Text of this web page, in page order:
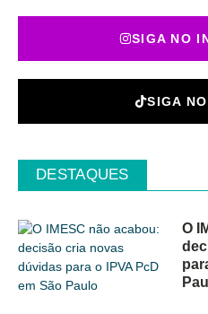
SIGA NO
SIGA
DESTAQUES
O